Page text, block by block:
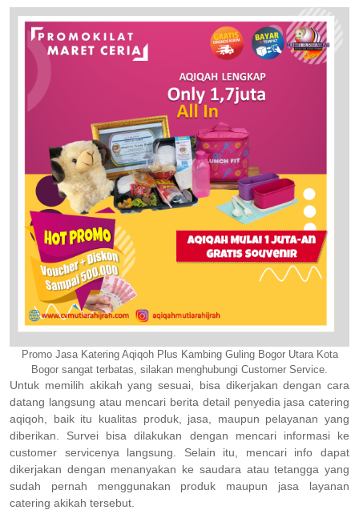
Promo Jasa Katering Aqiqoh Plus Kambing Guling Bogor Utara Kota
Bogor sangat terbatas, silakan menghubungi Customer Service.
Untuk memilih akikah yang sesuai, bisa dikerjakan dengan cara
datang langsung atau mencari berita detail penyedia jasa catering
aqiqoh, baik itu kualitas produk, jasa, maupun pelayanan yang
diberikan. Survei bisa dilakukan dengan mencari informasi ke
customer servicenya langsung. Selain itu, mencari info dapat
dikerjakan dengan menanyakan ke saudara atau tetangga yang
sudah pernah menggunakan produk maupun jasa layanan
catering akikah tersebut.